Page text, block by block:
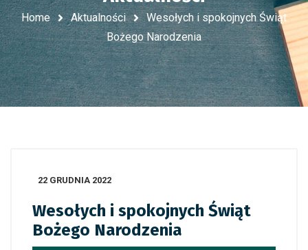
Home Aktualności
Wesołych i spokojnych Świąt
Bożego Narodzenia
22 GRUDNIA 2022
Wesołych i spokojnych Świąt
Bożego Narodzenia